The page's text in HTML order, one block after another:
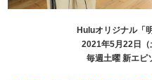
Huluオリジナル「
2021年5月22日（
毎週土曜 新エピ